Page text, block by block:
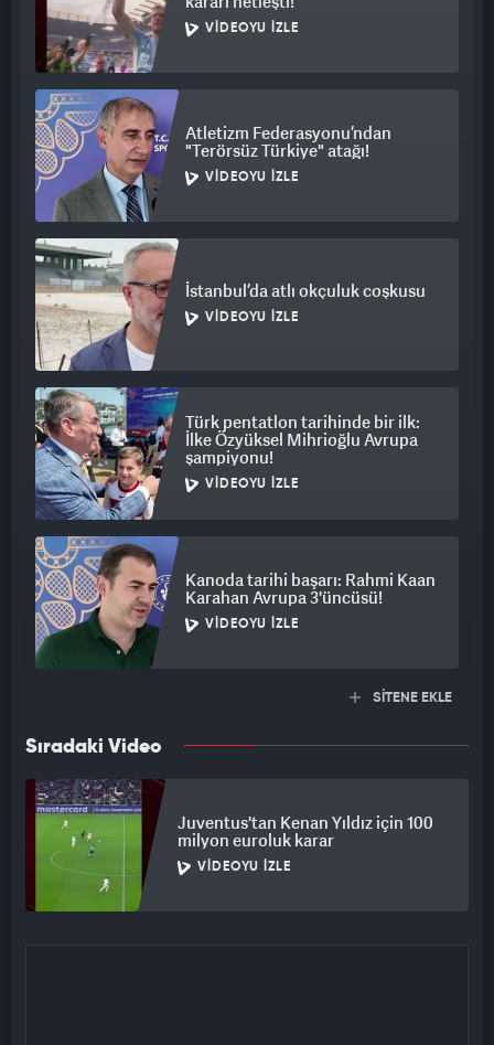
VIDEOYU İZLE
Atletizm Federasyonu’ndan
"Terörsüz Türkiye" atağı!
VIDEOYU İZLE
İstanbul’da atlı okçuluk coşkusu
VIDEOYU İZLE
Türk pentatlon tarihinde bir ilk:
İlke Özyüksel Mihrioğlu Avrupa
şampiyonu!
VIDEOYU İZLE
Kanoda tarihi başarı: Rahmi Kaan
Karahan Avrupa 3'üncüsü!
VIDEOYU İZLE
SİTENE EKLE
Sıradaki Video
Juventus'tan Kenan Yıldız için 100
milyon euroluk karar
VIDEOYU İZLE